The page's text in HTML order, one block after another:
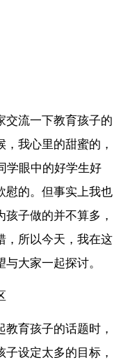
交流一下教育孩子的
我心里的甜蜜的，
学眼中的好学生好
慰的。但事实上我也
子做的并不算多，
，所以今天，我在这
大家一起探讨。
育孩子的话题时，
设定太多的目标，